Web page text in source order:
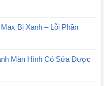
Bị Xanh – Lỗi Phần
Màn Hình Có Sửa Được